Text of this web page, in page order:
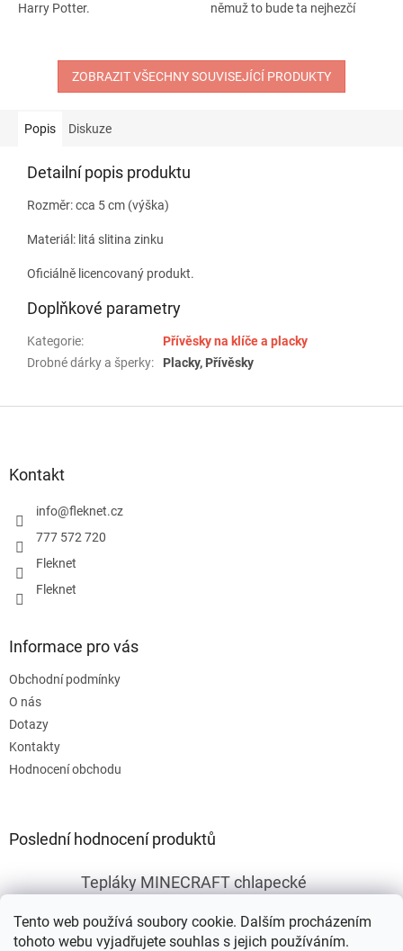
Tento web používá soubory cookie. Dalším procházením
tohoto webu vyjadřujete souhlas s jejich používáním.
Harry Potter.
němuž to bude ta nejhezčí
ZOBRAZIT VŠECHNY SOUVISEJÍCÍ PRODUKTY
Popis Diskuze
Detailní popis produktu
Rozměr: cca 5 cm (výška)
Materiál: litá slitina zinku
Oficiálně licencovaný produkt.
Doplňkové parametry
Kategorie:
Přívěsky na klíče a placky
Drobné dárky a šperky: Placky, Přívěsky
Kontakt
info@fleknet.cz
777 572 720
Fleknet
Fleknet
Informace pro vás
Obchodní podmínky
O nás
Dotazy
Kontakty
Hodnocení obchodu
Poslední hodnocení produktů
Tepláky MINECRAFT chlapecké